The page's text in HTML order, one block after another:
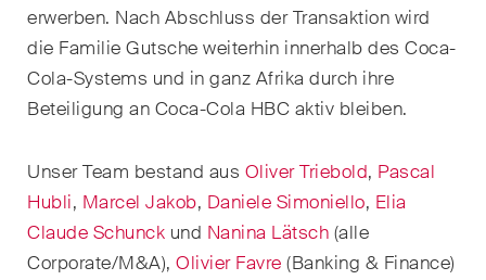
erwerben. Nach Abschluss der Transaktion wird
die Familie Gutsche weiterhin innerhalb des Coca-
Cola-Systems und in ganz Afrika durch ihre
Beteiligung an Coca-Cola HBC aktiv bleiben.
Unser Team bestand aus Oliver Triebold, Pascal
Hubli, Marcel Jakob, Daniele Simoniello, Elia
Claude Schunck und Nanina Lätsch (alle
Corporate/M&A), Olivier Favre (Banking & Finance)
ESG
Gesellschafts- und
Handelsrecht / M&A
Handel und Transport